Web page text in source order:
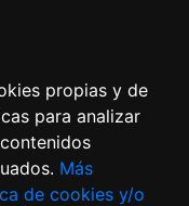
propias y de
para analizar
Más
de cookies y/o